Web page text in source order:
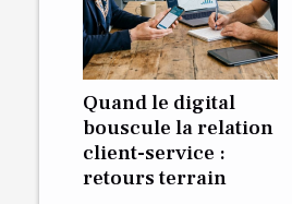
Quand le digital
bouscule la relation
client-service :
retours terrain